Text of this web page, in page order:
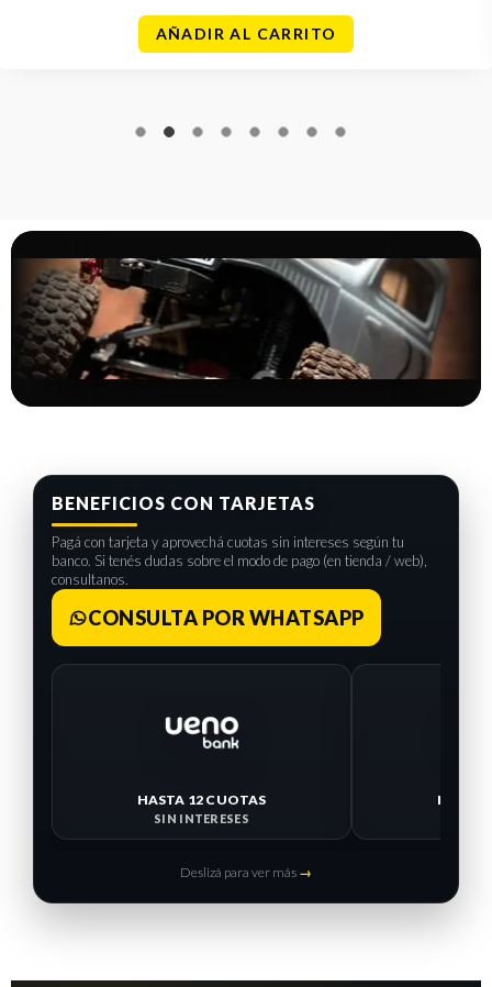
AÑADIR AL CARRITO
BENEFICIOS CON TARJETAS
Pagá con tarjeta y aprovechá cuotas sin intereses según tu
banco. Si tenés dudas sobre el modo de pago (en tienda / web),
consultanos.
CONSULTA POR WHATSAPP
HASTA 12 CUOTAS
SIN INTERESES
HASTA
Deslizá para ver más →